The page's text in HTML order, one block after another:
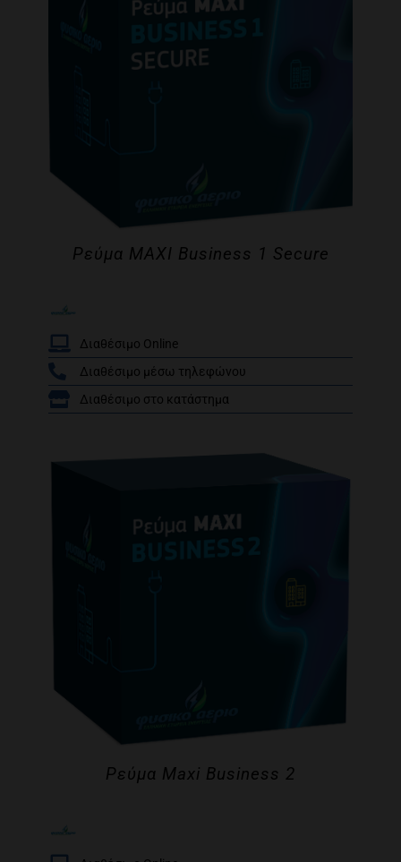
/
Ρεύμα MAXI Business 1 Secure
Διαθέσιμο Online
Διαθέσιμο μέσω τηλεφώνου
Διαθέσιμο στο κατάστημα
Ρεύμα Maxi Business 2